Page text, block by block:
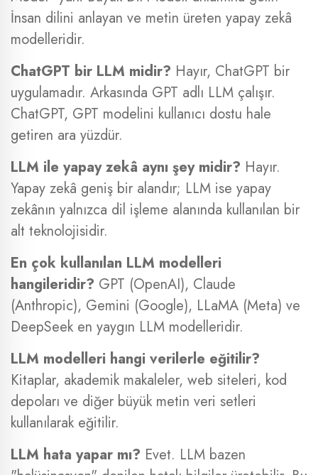
İnsan dilini anlayan ve metin üreten yapay zekâ
modelleridir.
ChatGPT bir LLM midir? Hayır, ChatGPT bir
uygulamadır. Arkasında GPT adlı LLM çalışır.
ChatGPT, GPT modelini kullanıcı dostu hale
getiren ara yüzdür.
LLM ile yapay zekâ aynı şey midir? Hayır.
Yapay zekâ geniş bir alandır; LLM ise yapay
zekânın yalnızca dil işleme alanında kullanılan bir
alt teknolojisidir.
En çok kullanılan LLM modelleri
hangileridir? GPT (OpenAI), Claude
(Anthropic), Gemini (Google), LLaMA (Meta) ve
DeepSeek en yaygın LLM modelleridir.
LLM modelleri hangi verilerle eğitilir?
Kitaplar, akademik makaleler, web siteleri, kod
depoları ve diğer büyük metin veri setleri
kullanılarak eğitilir.
LLM hata yapar mı? Evet. LLM bazen